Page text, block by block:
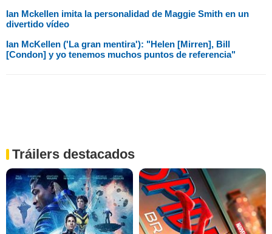
Ian Mckellen imita la personalidad de Maggie Smith en un
divertido vídeo
Ian McKellen ('La gran mentira'): "Helen [Mirren], Bill
[Condon] y yo tenemos muchos puntos de referencia"
Tráilers destacados